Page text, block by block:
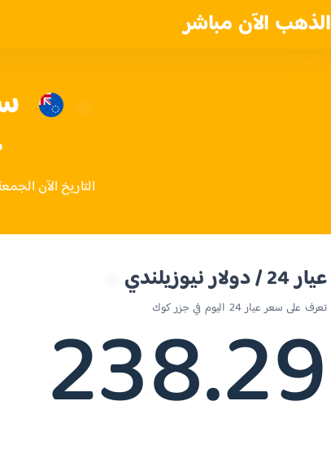
الذهب الآن مباشر
التاريخ الآن الجمعة 2026-08-07 الساعة 10:41 صباحاً بتوقيت
عيار 24 / دولار نيوزيلندي
تعرف على سعر عيار 24 اليوم في جزر كوك
238.29